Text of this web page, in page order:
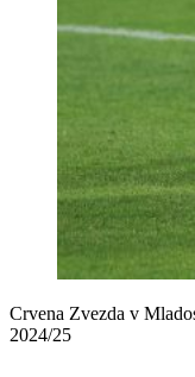
Crvena Zvezda v
2024/25